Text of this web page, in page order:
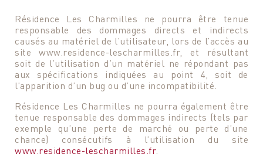
Résidence Les Charmilles ne pourra être tenue
responsable des dommages directs et indirects
causés au matériel de l’utilisateur, lors de l’accès au
site www.residence-lescharmilles.fr, et résultant
soit de l’utilisation d’un matériel ne répondant pas
aux spécifications indiquées au point 4, soit de
l’apparition d’un bug ou d’une incompatibilité.
Résidence Les Charmilles ne pourra également être
tenue responsable des dommages indirects (tels par
exemple qu’une perte de marché ou perte d’une
chance) consécutifs à l’utilisation du site
www.residence-lescharmilles.fr.